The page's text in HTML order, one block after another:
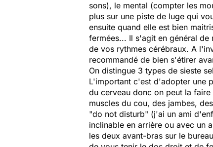
sons), le mental (compter les
plus sur une piste de luge qui
ensuite quand elle est bien
fermées... Il s'agit en général
de vos rythmes cérébraux. A
recommandé de bien s'étirer
On distingue 3 types de sieste
L'important c'est d'adopter une
du cerveau donc on peut la
muscles du cou, des jambes,
"do not disturb" (j'ai un ami
inclinable en arrière ou avec un
les deux avant-bras sur le